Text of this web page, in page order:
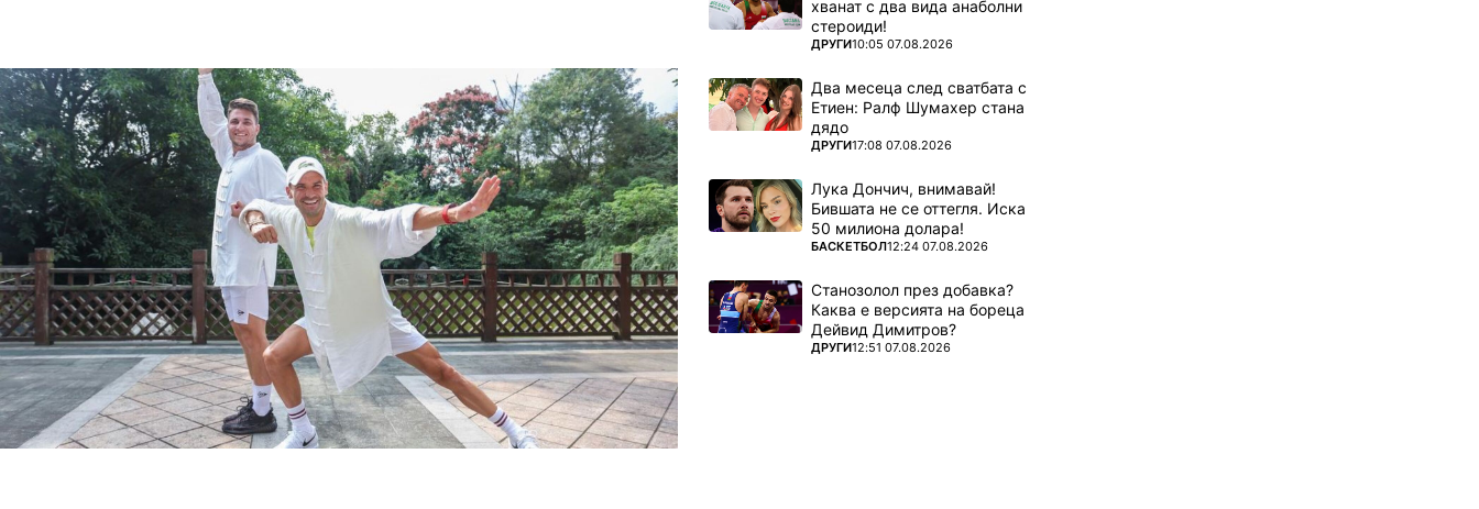
хванат с два вида анаболни
стероиди!
ПОВЕЧЕ ОТ
ДРУГИ10:05 07.08.2026
Два месеца след сватбата с
Етиен: Ралф Шумахер стана
дядо
ПОВЕЧЕ ОТ
ДРУГИ17:08 07.08.2026
Лука Дончич, внимавай!
Бившата не се оттегля. Иска
50 милиона долара!
ПОВЕЧЕ ОТ
БАСКЕТБОЛ12:24 07.08.2026
Станозолол през добавка?
Каква е версията на бореца
Дейвид Димитров?
ПОВЕЧЕ ОТ
ДРУГИ12:51 07.08.2026